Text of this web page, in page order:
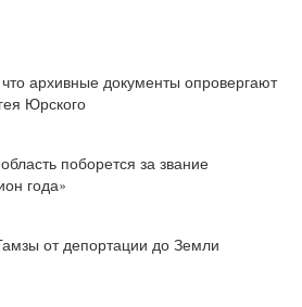
архивные документы опровергают
Юрского
поборется за звание
года»
от депортации до Земли